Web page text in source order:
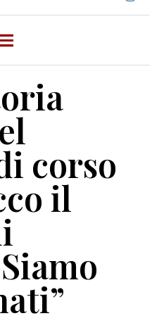
corso
il